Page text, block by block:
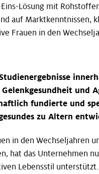
Lösung mit
auf Marktkenntnissen,
Frauen in den
fundierte und
zu Altern
in den Wechseljahren
hat das Unternehmen
Lebensstil